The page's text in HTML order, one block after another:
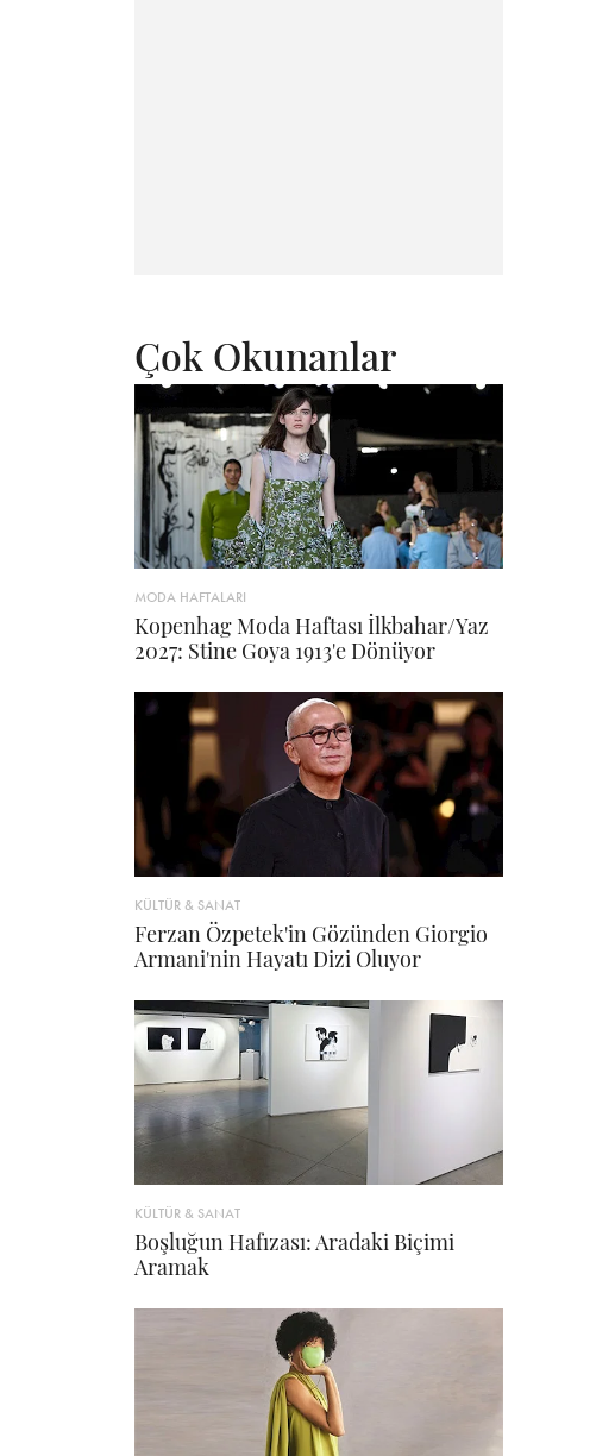
Çok Okunanlar
MODA HAFTALARI
Kopenhag Moda Haftası İlkbahar/Yaz
2027: Stine Goya 1913'e Dönüyor
KÜLTÜR & SANAT
Ferzan Özpetek'in Gözünden Giorgio
Armani'nin Hayatı Dizi Oluyor
KÜLTÜR & SANAT
Boşluğun Hafızası: Aradaki Biçimi
Aramak